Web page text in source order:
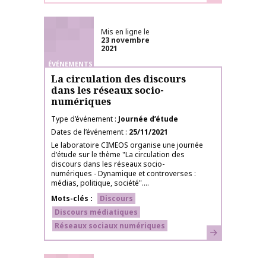
ÉVÉNEMENTS
Mis en ligne le
23 novembre
2021
La circulation des discours
dans les réseaux socio-
numériques
Type d’événement Journée d’étude
Dates de l’événement 25/11/2021
Le laboratoire CIMEOS organise une journée
d'étude sur le thème "La circulation des
discours dans les réseaux socio-
numériques - Dynamique et controverses :
médias, politique, société"....
Mots-clés
Discours
Discours médiatiques
Réseaux sociaux numériques
En savoir plus